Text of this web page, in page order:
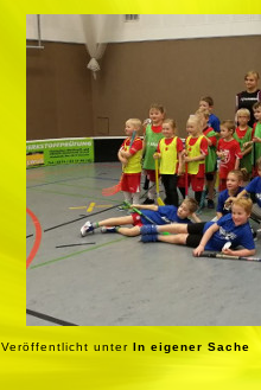
Veröffentlicht unter In eigener Sache